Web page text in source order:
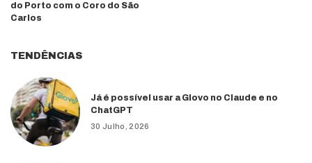
do Porto com o Coro do São
Carlos
TENDÊNCIAS
Já é possível usar a Glovo no Claude e no
ChatGPT
30 Julho, 2026